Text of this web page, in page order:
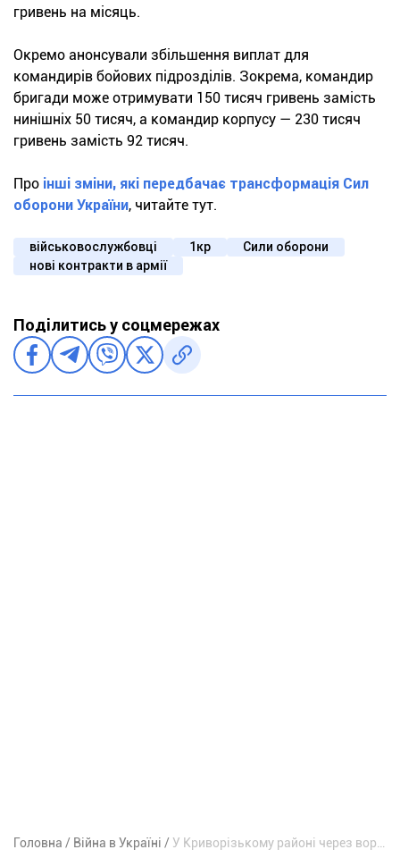
гривень на місяць.
Окремо анонсували збільшення виплат для
командирів бойових підрозділів. Зокрема, командир
бригади може отримувати 150 тисяч гривень замість
нинішніх 50 тисяч, а командир корпусу — 230 тисяч
гривень замість 92 тисяч.
Про інші зміни, які передбачає трансформація Сил
оборони України, читайте тут.
військовослужбовці 1кр
Сили оборони
нові контракти в армії
Поділитись у соцмережах
Головна Війна в Україні